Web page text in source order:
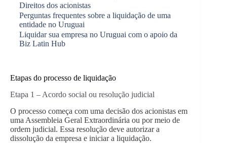
Direitos dos acionistas
Perguntas frequentes sobre a liquidação de uma
entidade no Uruguai
Liquidar sua empresa no Uruguai com o apoio da
Biz Latin Hub
Etapas do processo de liquidação
Etapa 1 – Acordo social ou resolução judicial
O processo começa com uma decisão dos acionistas em
uma Assembleia Geral Extraordinária ou por meio de
ordem judicial. Essa resolução deve autorizar a
dissolução da empresa e iniciar a liquidação.